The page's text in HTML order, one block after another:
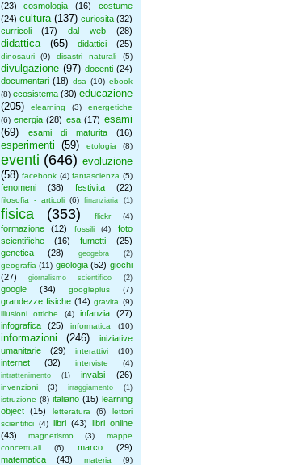
(23)
cosmologia (16)
costume
(24) cultura (137) curiosita (32)
curricoli
(17) dal web (28)
didattica (65) didattici (25)
dinosauri (9) disastri naturali (5)
divulgazione (97) docenti (24)
documentari (18) dsa (10) ebook
(8) ecosistema (30) educazione
(205)
elearning (3)
energetiche
(6) energia (28) esa (17) esami
(69)
esami di maturita (16)
esperimenti (59) etologia (8)
eventi (646) evoluzione
(58) facebook (4) fantascienza (5)
fenomeni (38) festivita (22)
filosofia - articoli (6) finanziaria (1)
fisica (353) flickr (4)
formazione (12) fossili (4)
foto
scientifiche
(16) fumetti
(25)
genetica
(28) geogebra (2)
geografia (11) geologia (52) giochi
(27)
giornalismo scientifico (2)
google (34) googleplus (7)
grandezze fisiche (14) gravita (9)
illusioni ottiche
(4) infanzia
(27)
infografica
(25) informatica (10)
informazioni (246)
iniziative
umanitarie
(29) interattivi (10)
internet (32) interviste (4)
intrattenimento (1) invalsi (26)
invenzioni (3) irraggiamento (1)
istruzione (8) italiano (15) learning
object
(15) letteratura (6)
lettori
scientifici (4) libri (43) libri online
(43)
magnetismo (3)
mappe
concettuali
(6) marco
(29)
matematica
(43) materia (9)